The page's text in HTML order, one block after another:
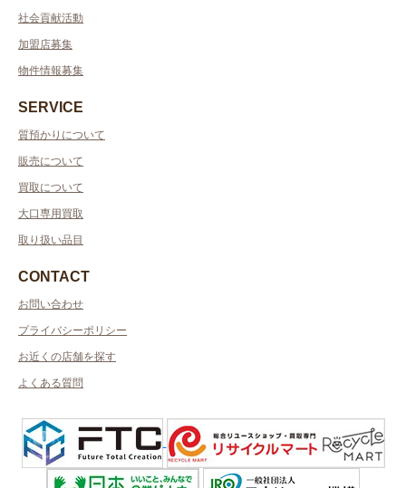
社会貢献活動
加盟店募集
物件情報募集
SERVICE
質預かりについて
販売について
買取について
大口専用買取
取り扱い品目
CONTACT
お問い合わせ
プライバシーポリシー
お近くの店舗を探す
よくある質問